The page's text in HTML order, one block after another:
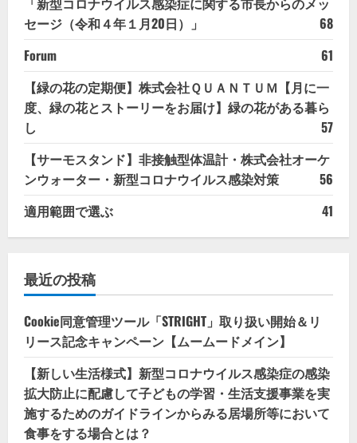
セージ（令和４年１月20日）」
68
Forum
61
【緑の花の定期便】株式会社ＱＵＡＮＴＵＭ【月に一
度、緑の花とストーリーをお届け】緑の花がある暮ら
し
57
【サーモスタンド】非接触型体温計・株式会社オーケ
ンウォーター・新型コロナウイルス感染対策
56
適用範囲で選ぶ
41
最近の投稿
Cookie同意管理ツール「STRIGHT」取り扱い開始＆リ
リース記念キャンペーン【ムームードメイン】
【新しい生活様式】新型コロナウイルス感染症の感染
拡大防止に配慮して子どもの学習・生活支援事業を実
施するためのガイドラインからみる居場所等において
食事をする場合とは？